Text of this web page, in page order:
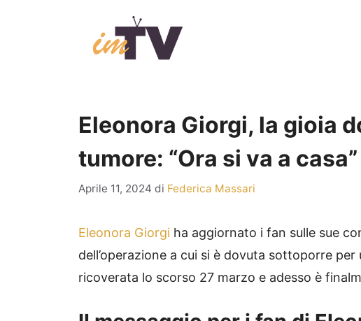
Eleonora Giorgi, la gioia
tumore: “Ora si va a casa”
Aprile 11, 2024 di Federica Massari
Eleonora Giorgi ha aggiornato i fan sulle sue
dell’operazione a cui si è dovuta sottoporre
ricoverata lo scorso 27 marzo e adesso è